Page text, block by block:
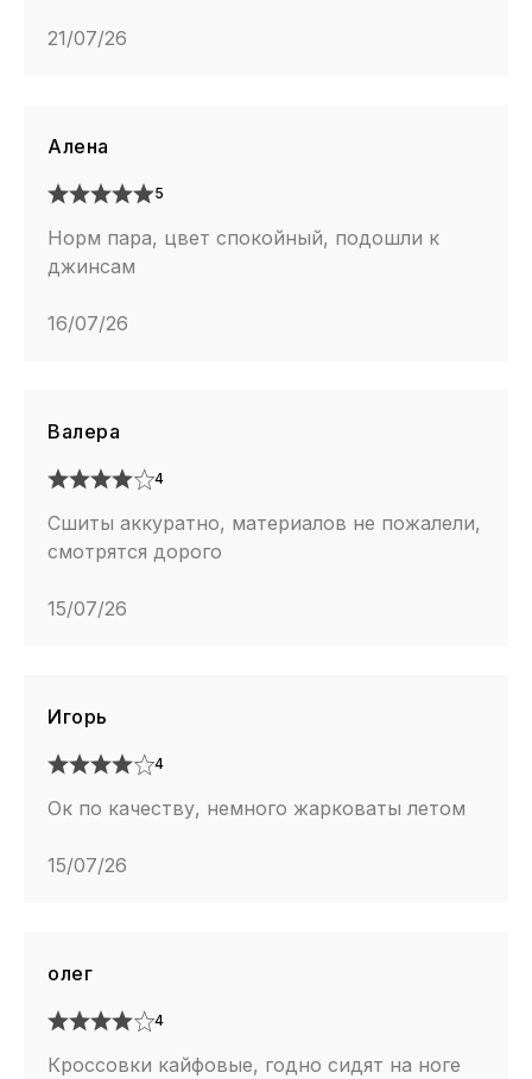
21/07/26
Алена
5
Норм пара, цвет спокойный, подошли к
джинсам
16/07/26
Валера
4
Сшиты аккуратно, материалов не пожалели,
смотрятся дорого
15/07/26
Игорь
4
Ок по качеству, немного жарковаты летом
15/07/26
олег
4
Кроссовки кайфовые, годно сидят на ноге